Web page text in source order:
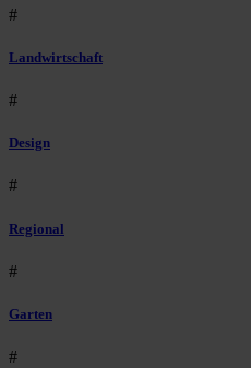
#
Landwirtschaft
#
Design
#
Regional
#
Garten
#